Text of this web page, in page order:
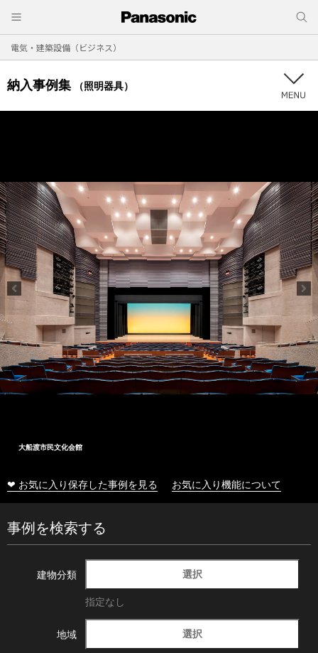
電気・建築設備（ビジネス）
納入事例集 （照明器具）
大船渡市民文化会館
❤ お気に入り保存した事例を見る お気に入り機能について
事例を検索する
建物分類 選択
指定なし
地域 選択